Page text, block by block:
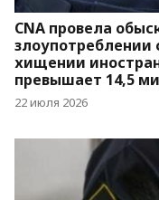
CNA провела
хищении
превышает 14,5
22 июля 2026